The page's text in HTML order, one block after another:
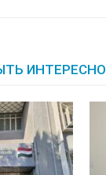
ИНТЕРЕСНО